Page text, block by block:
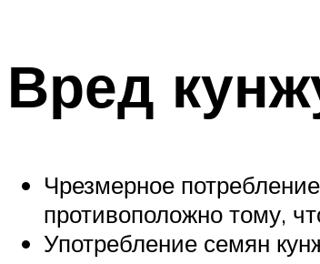
Вред
Чрезмерное
противоположно тому,
Употребление семян